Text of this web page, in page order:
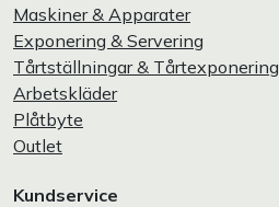
Maskiner & Apparater
Exponering & Servering
Tårtställningar & Tårtexponering
Arbetskläder
Plåtbyte
Outlet
Kundservice